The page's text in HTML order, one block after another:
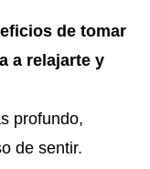
de tomar
a relajarte y
profundo,
de sentir.